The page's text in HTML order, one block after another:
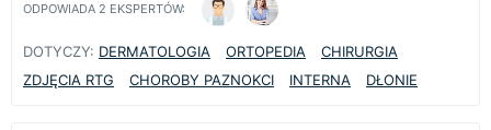
ODPOWIADA 2 EKSPERTÓW:
DOTYCZY: DERMATOLOGIA ORTOPEDIA
CHIRURGIA
ZDJĘCIA RTG
CHOROBY PAZNOKCI INTERNA DŁONIE